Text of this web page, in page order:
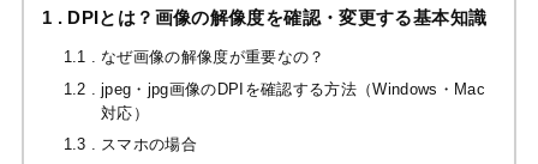
1 DPIとは？画像の解像度を確認・変更する基本知識
1.1
なぜ画像の解像度が重要なの？
1.2
jpeg・jpg画像のDPIを確認する方法（Windows・Mac
対応）
1.3
スマホの場合